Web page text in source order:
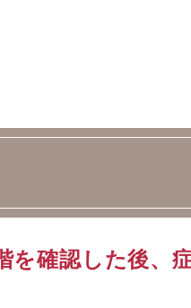
を確認した後、